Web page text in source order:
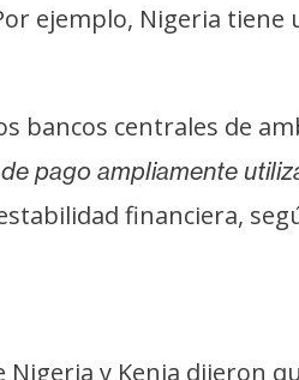
ejemplo, Nigeria tiene
bancos centrales de
pago ampliamente
financiera,
y Kenia dijeron